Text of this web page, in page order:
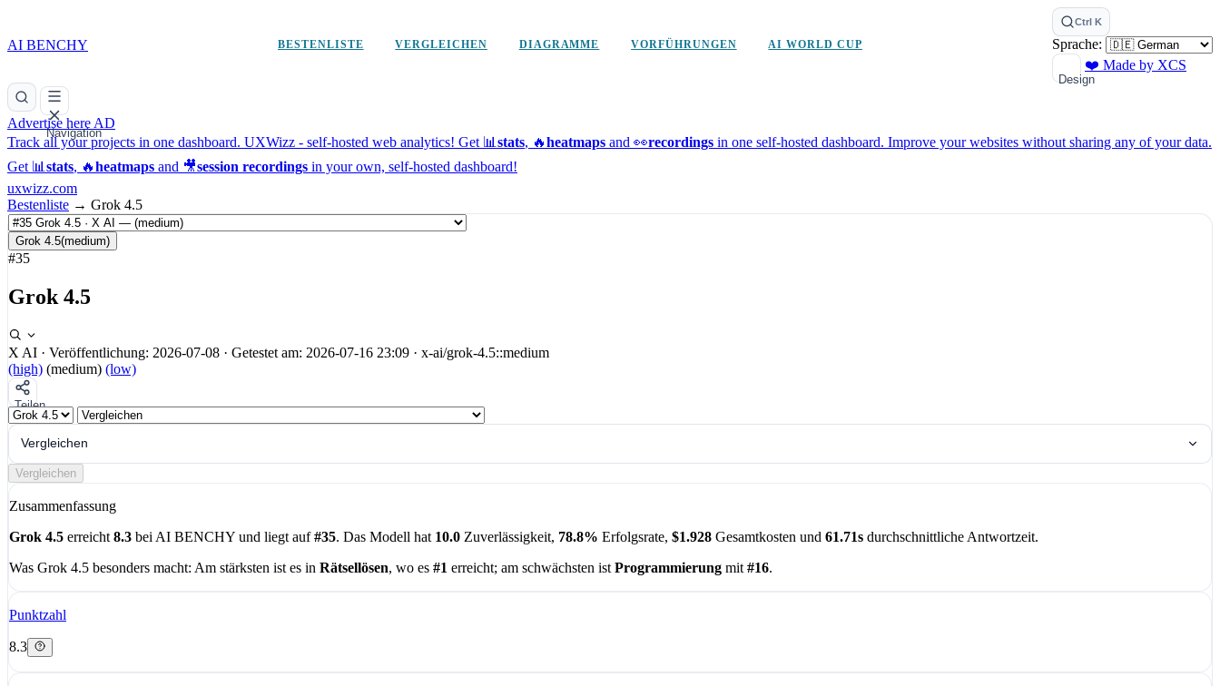
AI BENCHY BESTENLISTE VERGLEICHEN DIAGRAMME VORFÜHRUNGEN AI WORLD CUP
Ctrl K
Sprache:
Design
❤️ Made by XCS
Navigation
Advertise here AD
Track all your projects in one dashboard. UXWizz - self-hosted web analytics! Get 📊 stats, 🔥heatmaps and 👀recordings in one self-hosted dashboard. Improve your websites without sharing any of your data.
Get 📊 stats, 🔥heatmaps and 🎥session recordings in your own, self-hosted dashboard!
uxwizz.com
Bestenliste → Grok 4.5
Grok 4.5(medium)
#35
Grok 4.5
X AI · Veröffentlichung: 2026-07-08 · Getestet am: 2026-07-16 23:09 · x-ai/grok-4.5::medium
(high) (medium) (low)
Teilen
Vergleichen
Vergleichen
Zusammenfassung
Grok 4.5 erreicht 8.3 bei AI BENCHY und liegt auf#35. Das Modell hat 10.0 Zuverlässigkeit, 78.8% Erfolgsrate, $1.928 Gesamtkosten und 61.71s durchschnittliche Antwortzeit.
Was Grok 4.5 besonders macht: Am stärksten ist es in Rätsellösen, wo es #1 erreicht; am schwächsten ist Programmierung mit #16.
Punktzahl
8.3